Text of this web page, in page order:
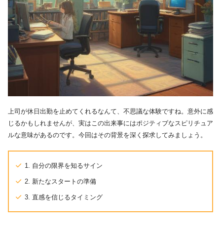
上司が休日出勤を止めてくれるなんて、不思議な体験ですね。意外に感
じるかもしれませんが、実はこの出来事にはポジティブなスピリチュア
ルな意味があるのです。今回はその背景を深く探求してみましょう。
1. 自分の限界を知るサイン
2. 新たなスタートの準備
3. 直感を信じるタイミング